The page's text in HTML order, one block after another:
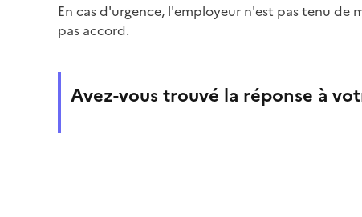
En cas d'urgence, l'employeur n'est pas tenu de
pas accord.
Avez-vous trouvé la réponse à